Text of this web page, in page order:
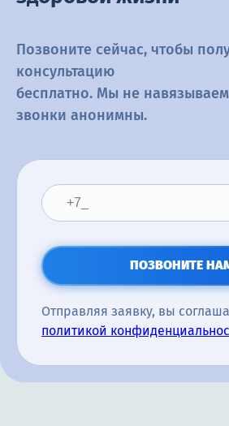
Позвоните сейчас, чтобы
консультацию
бесплатно. Мы не навязываем
звонки анонимны.
ПОЗВОНИТЕ
Отправляя заявку, вы
политикой